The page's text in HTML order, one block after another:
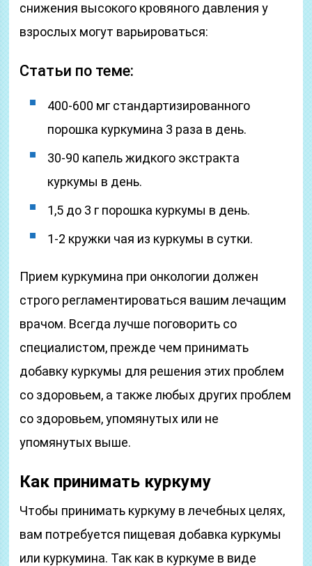
снижения высокого кровяного давления у
взрослых могут варьироваться:
Статьи по теме:
400-600 мг стандартизированного
порошка куркумина 3 раза в день.
30-90 капель жидкого экстракта
куркумы в день.
1,5 до 3 г порошка куркумы в день.
1-2 кружки чая из куркумы в сутки.
Прием куркумина при онкологии должен
строго регламентироваться вашим лечащим
врачом. Всегда лучше поговорить со
специалистом, прежде чем принимать
добавку куркумы для решения этих проблем
со здоровьем, а также любых других проблем
со здоровьем, упомянутых или не
упомянутых выше.
Как принимать куркуму
Чтобы принимать куркуму в лечебных целях,
вам потребуется пищевая добавка куркумы
или куркумина. Так как в куркуме в виде